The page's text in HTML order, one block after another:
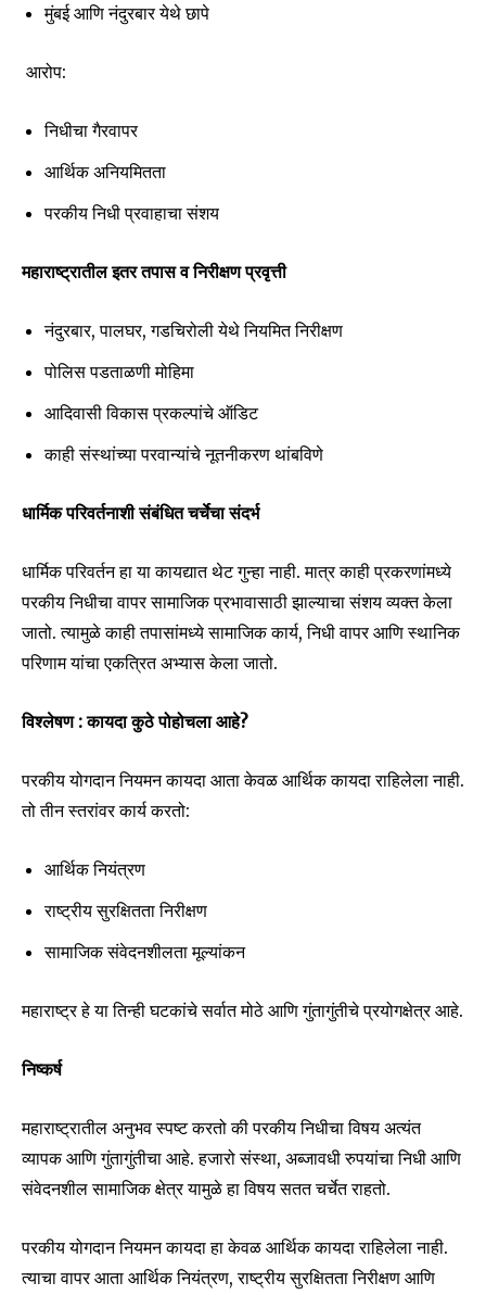
मुंबई आणि नंदुरबार येथे छापे
आरोप:
निधीचा गैरवापर
आर्थिक अनियमितता
परकीय निधी प्रवाहाचा संशय
महाराष्ट्रातील इतर तपास व निरीक्षण प्रवृत्ती
नंदुरबार, पालघर, गडचिरोली येथे नियमित निरीक्षण
पोलिस पडताळणी मोहिमा
आदिवासी विकास प्रकल्पांचे ऑडिट
काही संस्थांच्या परवान्यांचे नूतनीकरण थांबविणे
धार्मिक परिवर्तनाशी संबंधित चर्चेचा संदर्भ
धार्मिक परिवर्तन हा या कायद्यात थेट गुन्हा नाही. मात्र काही प्रकरणांमध्ये
परकीय निधीचा वापर सामाजिक प्रभावासाठी झाल्याचा संशय व्यक्त केला
जातो. त्यामुळे काही तपासांमध्ये सामाजिक कार्य, निधी वापर आणि स्थानिक
परिणाम यांचा एकत्रित अभ्यास केला जातो.
विश्लेषण : कायदा कुठे पोहोचला आहे?
परकीय योगदान नियमन कायदा आता केवळ आर्थिक कायदा राहिलेला नाही.
तो तीन स्तरांवर कार्य करतो:
आर्थिक नियंत्रण
राष्ट्रीय सुरक्षितता निरीक्षण
सामाजिक संवेदनशीलता मूल्यांकन
महाराष्ट्र हे या तिन्ही घटकांचे सर्वात मोठे आणि गुंतागुंतीचे प्रयोगक्षेत्र आहे.
निष्कर्ष
महाराष्ट्रातील अनुभव स्पष्ट करतो की परकीय निधीचा विषय अत्यंत
व्यापक आणि गुंतागुंतीचा आहे. हजारो संस्था, अब्जावधी रुपयांचा निधी आणि
संवेदनशील सामाजिक क्षेत्र यामुळे हा विषय सतत चर्चेत राहतो.
परकीय योगदान नियमन कायदा हा केवळ आर्थिक कायदा राहिलेला नाही.
त्याचा वापर आता आर्थिक नियंत्रण, राष्ट्रीय सुरक्षितता निरीक्षण आणि